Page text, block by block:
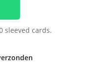
sleeved cards.